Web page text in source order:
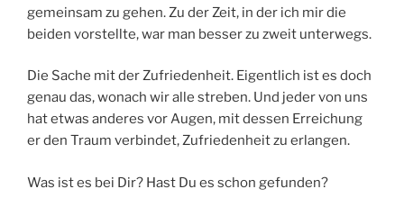
gemeinsam zu gehen. Zu der Zeit, in der ich mir die
beiden vorstellte, war man besser zu zweit unterwegs.
Die Sache mit der Zufriedenheit. Eigentlich ist es doch
genau das, wonach wir alle streben. Und jeder von uns
hat etwas anderes vor Augen, mit dessen Erreichung
er den Traum verbindet, Zufriedenheit zu erlangen.
Was ist es bei Dir? Hast Du es schon gefunden?